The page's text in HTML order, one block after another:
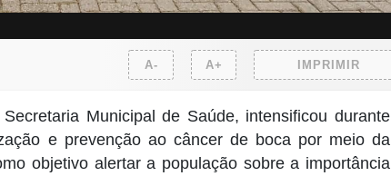
A- A+ IMPRIMIR
Municipal de Saúde, intensificou durante
e prevenção ao câncer de boca por meio da
objetivo alertar a população sobre a importância